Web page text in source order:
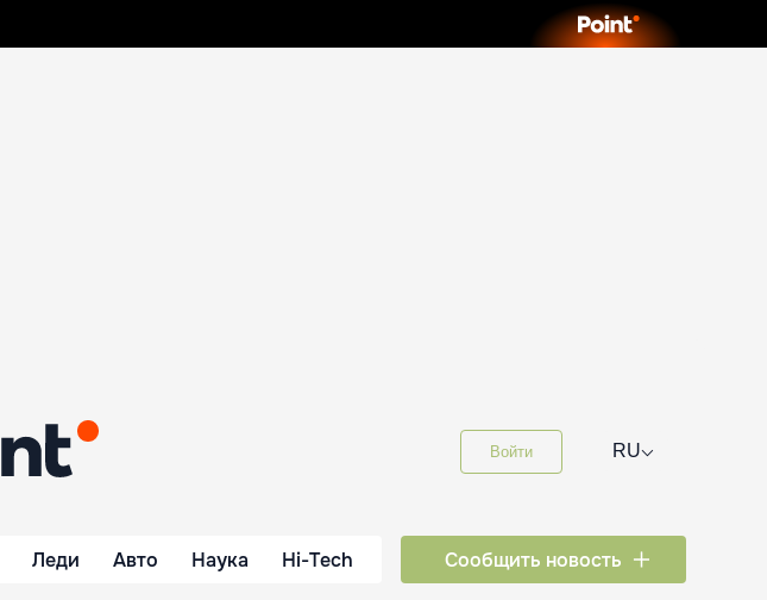
Войти RU⌵
Леди Авто Наука Hi-Tech Сообщить новость